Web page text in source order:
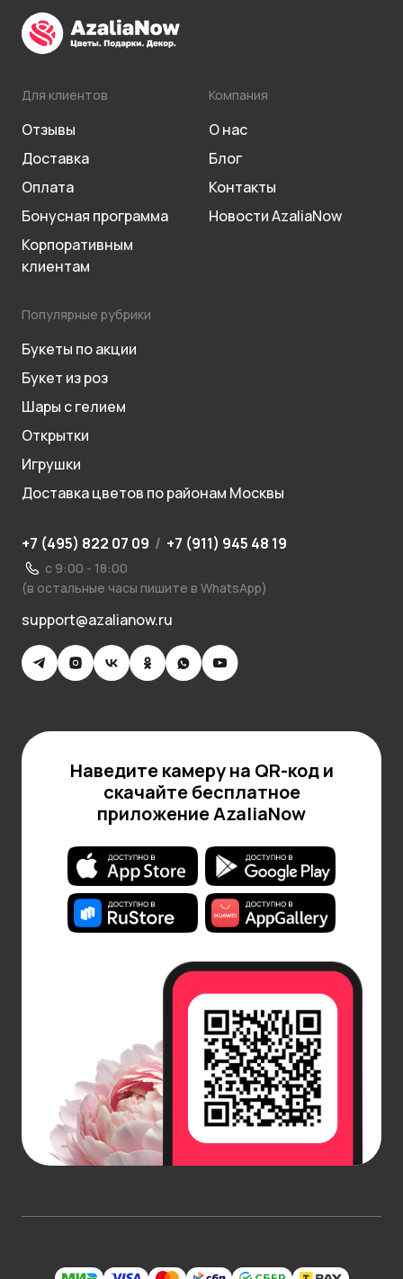
Для клиентов
Отзывы
Доставка
Оплата
Бонусная программа
Корпоративным
клиентам
Компания
О нас
Блог
Контакты
Новости AzaliaNow
Популярные рубрики
Букеты по акции
Букет из роз
Шары с гелием
Открытки
Игрушки
Доставка цветов по районам Москвы
+7 (495) 822 07 09 / +7 (911) 945 48 19
с 9:00 - 18:00
(в остальные часы пишите в WhatsApp)
support@azalianow.ru
Наведите камеру на QR-код и
скачайте бесплатное
приложение AzaliaNow